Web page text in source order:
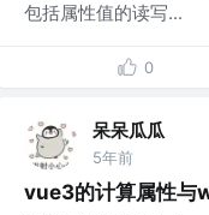
包括属性值的读写...
0
呆呆瓜瓜
5年前
vue3的计算属性与